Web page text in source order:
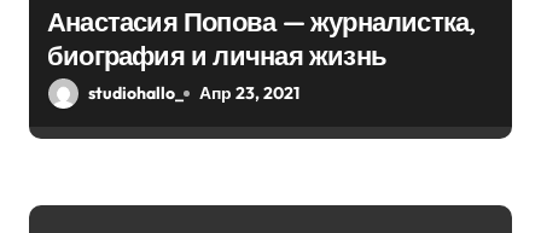
Анастасия Попова — журналистка,
биография и личная жизнь
studiohallo_ Апр 23, 2021